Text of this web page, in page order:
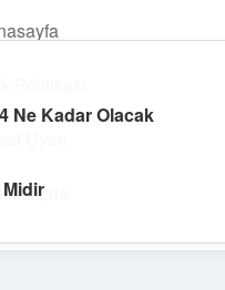
bilgiler!
Ne Kadar Olacak